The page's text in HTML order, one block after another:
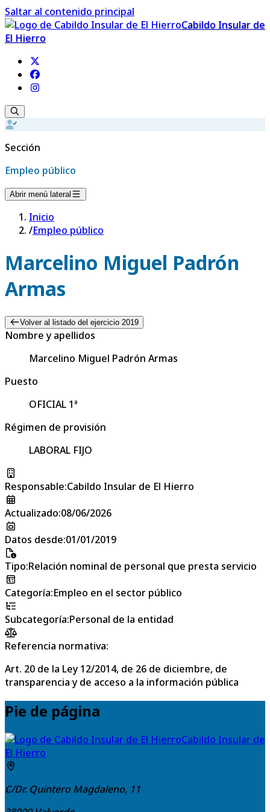
Saltar al contenido principal
Cabildo Insular de
El Hierro
Sección
Empleo público
Abrir menú lateral
Inicio
/Empleo público
Marcelino Miguel Padrón
Armas
Volver al listado del ejercicio 2019
Nombre y apellidos
Marcelino Miguel Padrón Armas
Puesto
OFICIAL 1ª
Régimen de provisión
LABORAL FIJO
Responsable:Cabildo Insular de El Hierro
Actualizado:08/06/2026
Datos desde:01/01/2019
Tipo:Relación nominal de personal que presta servicio
Categoría:Empleo en el sector público
Subcategoría:Personal de la entidad
Referencia normativa:
Art. 20 de la Ley 12/2014, de 26 de diciembre, de
transparencia y de acceso a la información pública
Pie de página
Cabildo Insular de
El Hierro
C/Dr. Quintero Magdaleno, 11